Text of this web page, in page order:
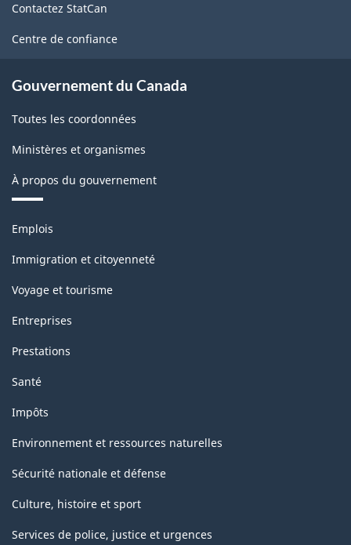
ce
site
Contactez StatCan
Centre de confiance
Gouvernement du Canada
Toutes les coordonnées
Ministères et organismes
À propos du gouvernement
Thèmes
sujets
Emplois
Immigration et citoyenneté
Voyage et tourisme
Entreprises
Prestations
Santé
Impôts
Environnement et ressources naturelles
Sécurité nationale et défense
Culture, histoire et sport
Services de police, justice et urgences